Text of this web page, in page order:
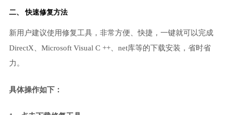
二、 快速修复方法
新用户建议使用修复工具，非常方便、快捷，一键就可以完成
DirectX、Microsoft Visual C ++、net库等的下载安装，省时省
力。
具体操作如下：